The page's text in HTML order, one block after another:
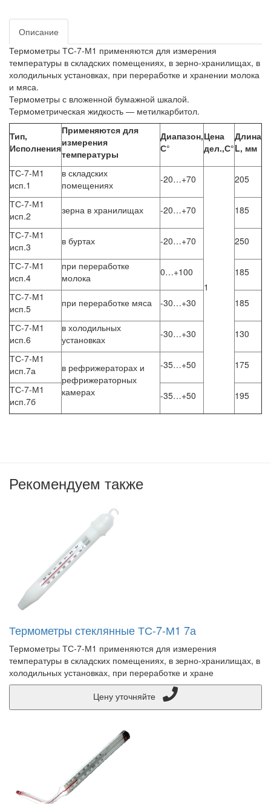
Описание
Термометры ТС-7-М1 применяются для измерения
температуры в складских помещениях, в зерно-хранилищах, в
холодильных установках, при переработке и хранении молока
и мяса.
Термометры с вложенной бумажной шкалой.
Термометрическая жидкость ― метилкарбитол.
Тип,
Исполнения
Применяются для
измерения
температуры
Диапазон,
С°
Цена
дел.,С°
Длина
L, мм
ТС-7-М1
исп.1
в складских
помещениях
-20…+70
1
205
ТС-7-М1
исп.2
зерна в хранилищах -20…+70 185
ТС-7-М1
исп.3
в буртах -20…+70 250
ТС-7-М1
исп.4
при переработке
молока
0…+100 185
ТС-7-М1
исп.5
при переработке мяса -30…+30 185
ТС-7-М1
исп.6
в холодильных
установках
-30…+30 130
ТС-7-М1
исп.7а
в рефрижераторах и
рефрижераторных
камерах
-35…+50 175
ТС-7-М1
исп.7б
-35…+50 195
Рекомендуем также
Термометры стеклянные ТС-7-М1 7а
Термометры ТС-7-М1 применяются для измерения
температуры в складских помещениях, в зерно-хранилищах, в
холодильных установках, при переработке и хране